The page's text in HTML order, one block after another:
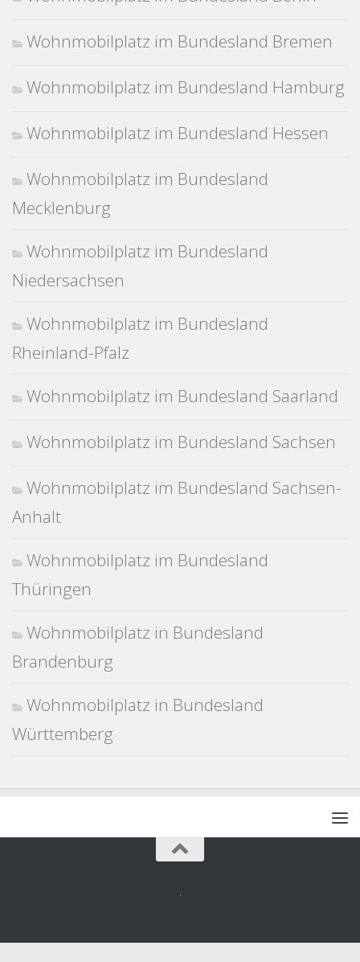
Wohnmobilplatz im Bundesland Bremen
Wohnmobilplatz im Bundesland Hamburg
Wohnmobilplatz im Bundesland Hessen
Wohnmobilplatz im Bundesland
Mecklenburg
Wohnmobilplatz im Bundesland
Niedersachsen
Wohnmobilplatz im Bundesland
Rheinland-Pfalz
Wohnmobilplatz im Bundesland Saarland
Wohnmobilplatz im Bundesland Sachsen
Wohnmobilplatz im Bundesland Sachsen-
Anhalt
Wohnmobilplatz im Bundesland
Thüringen
Wohnmobilplatz in Bundesland
Brandenburg
Wohnmobilplatz in Bundesland
Württemberg
.